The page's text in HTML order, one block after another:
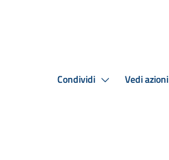
Condividi Vedi azioni